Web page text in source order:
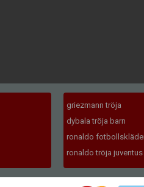
griezmann tröja
dybala tröja barn
ronaldo
ronaldo tröja juventus